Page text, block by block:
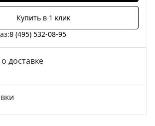
Купить в 1 клик
8 (495) 532-08-95
доставке